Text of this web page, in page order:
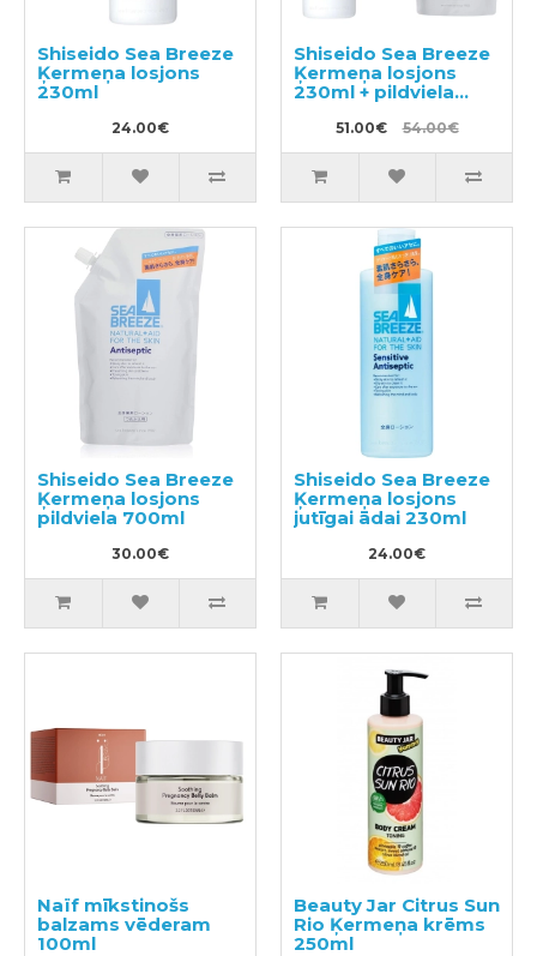
Shiseido Sea Breeze
Ķermeņa losjons
230ml
24.00€
Shiseido Sea Breeze
Ķermeņa losjons
230ml + pildviela
51.00€ 54.00€
Shiseido Sea Breeze
Ķermeņa losjons
pildviela 700ml
30.00€
Shiseido Sea Breeze
Ķermeņa losjons
jutīgai ādai 230ml
24.00€
Naïf mīkstinošs
balzams vēderam
100ml
Beauty Jar Citrus Sun
Rio Ķermeņa krēms
250ml